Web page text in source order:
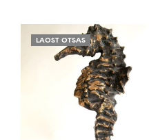
LAOST OTSAS